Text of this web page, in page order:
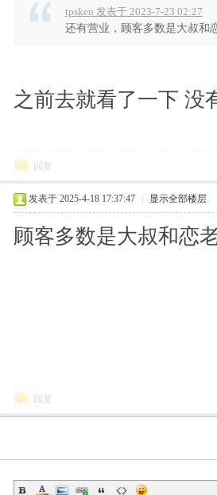
tpsken 发表于 2023-7-23 02:27
还有营业，顾客多数是大叔和
之前去就看了一下 没
回复
发表于 2025-4-18 17:37:47 显示全部楼层
顾客多数是大叔和恋
回复